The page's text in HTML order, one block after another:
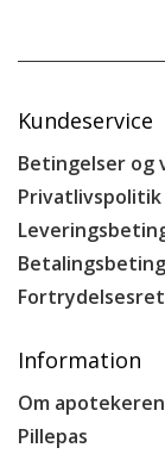
Kundeservice
Betingelser og
Privatlivspolitik
Fortrydelsesret
Information
Om
Pillepas